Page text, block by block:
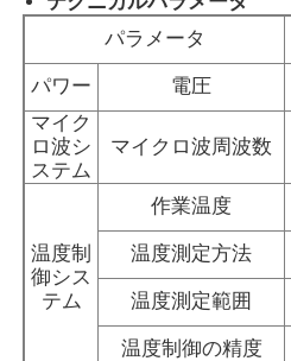
パラメータ
パワー 電圧
マイク
ロ波シ
ステム
マイクロ波周波数
温度制
御シス
テム
作業温度
温度測定方法
温度測定範囲
温度制御の精度